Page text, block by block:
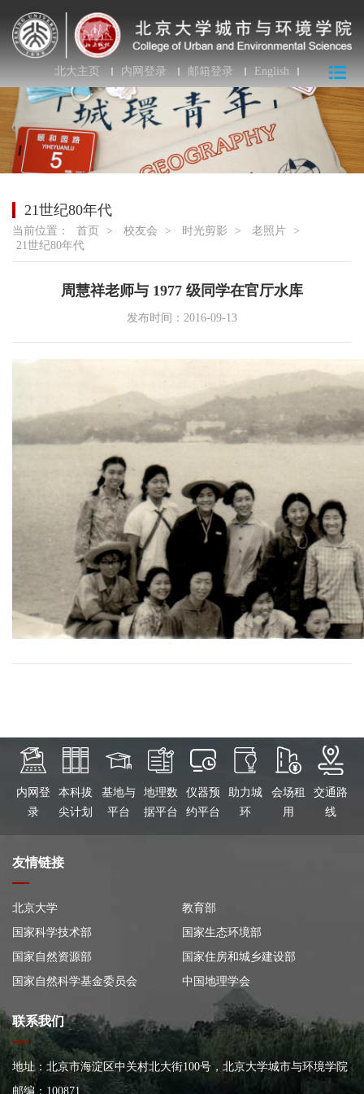
北大主页 内网登录 邮箱登录 English
21世纪80年代
当前位置： 首页 > 校友会 > 时光剪影 > 老照片
>
21世纪80年代
周慧祥老师与 1977 级同学在官厅水库
发布时间：2016-09-13
内网登
录
本科拔
尖计划
基地与
平台
地理数
据平台
仪器预
约平台
助力城
环
会场租
用
交通路
线
友情链接
北京大学
教育部
国家科学技术部
国家生态环境部
国家自然资源部
国家住房和城乡建设部
国家自然科学基金委员会
中国地理学会
联系我们
地址：北京市海淀区中关村北大街100号，北京大学城市与环境学院
大楼
邮编：100871